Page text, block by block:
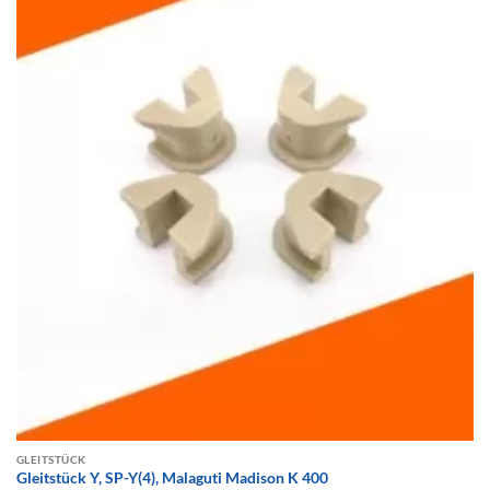
GLEITSTÜCK
Gleitstück Y, SP-Y(4), Malaguti Madison K 400